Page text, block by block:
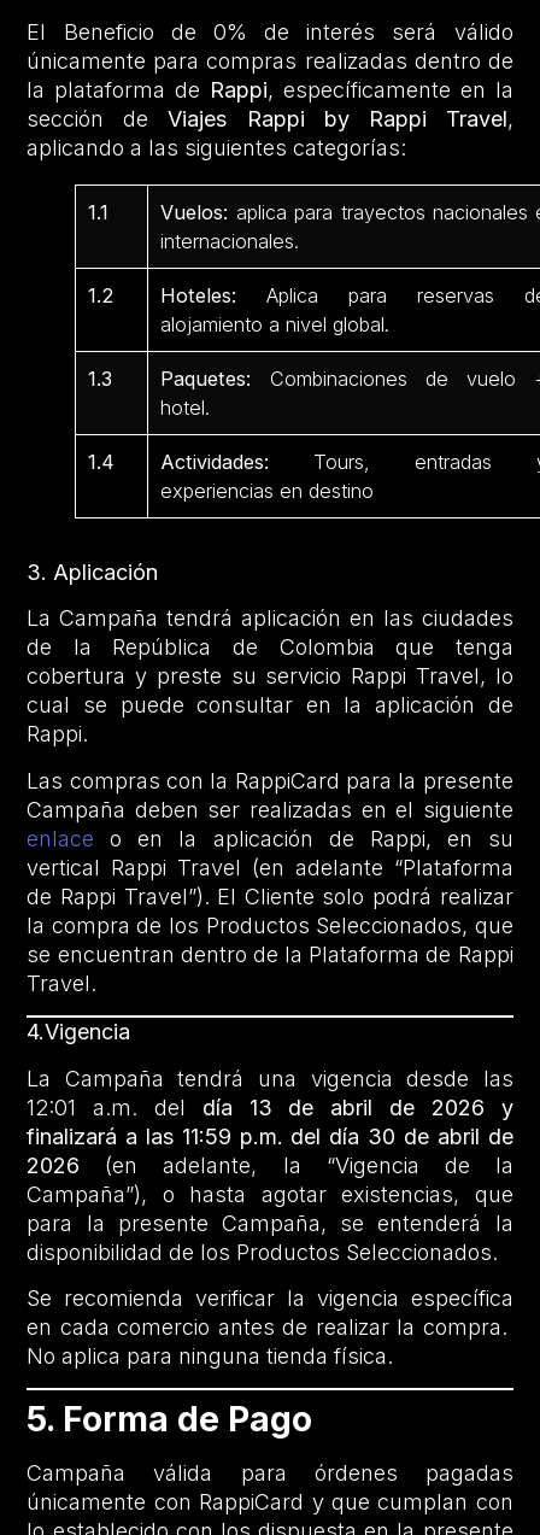
El Beneficio de 0% de interés será válido
únicamente para compras realizadas dentro de
la plataforma de Rappi, específicamente en la
sección deViajes Rappi by Rappi Travel,
aplicando a las siguientes categorías:
1.1 Vuelos: aplica para trayectos nacionales
internacionales.
1.2 Hoteles: Aplica para reservas
alojamiento a nivel global.
1.3 Paquetes: Combinaciones de vuelo
hotel.
1.4 Actividades: Tours, entradas
experiencias en destino
3. Aplicación
La Campaña tendrá aplicación en las ciudades
de la República de Colombia que tenga
cobertura y preste su servicio Rappi Travel, lo
cual se puede consultar en la aplicación de
Rappi.
Las compras con la RappiCard para la presente
Campaña deben ser realizadas en el siguiente
enlace o en la aplicación de Rappi, en su
vertical Rappi Travel (en adelante “Plataforma
de Rappi Travel”). El Cliente solo podrá realizar
la compra de los Productos Seleccionados, que
se encuentran dentro de la Plataforma de Rappi
Travel.
4.Vigencia
La Campaña tendrá una vigencia desde las
12:01 a.m. del día 13 de abril de 2026 y
finalizará a las 11:59 p.m. del día 30 de abril de
2026 (en adelante, la “Vigencia de la
Campaña”), o hasta agotar existencias, que
para la presente Campaña, se entenderá la
disponibilidad de los Productos Seleccionados.
Se recomienda verificar la vigencia específica
en cada comercio antes de realizar la compra.
No aplica para ninguna tienda física.
5. Forma de Pago
Campaña válida para órdenes pagadas
únicamente con RappiCard y que cumplan con